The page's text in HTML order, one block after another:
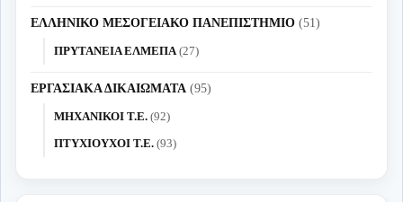
ΕΛΛΗΝΙΚΟ ΜΕΣΟΓΕΙΑΚΟ ΠΑΝΕΠΙΣΤΗΜΙΟ (51)
ΠΡΥΤΑΝΕΙΑ ΕΛΜΕΠΑ(27)
ΕΡΓΑΣΙΑΚΑ ΔΙΚΑΙΩΜΑΤΑ (95)
ΜΗΧΑΝΙΚΟΙ Τ.Ε. (92)
ΠΤΥΧΙΟΥΧΟΙ Τ.Ε. (93)